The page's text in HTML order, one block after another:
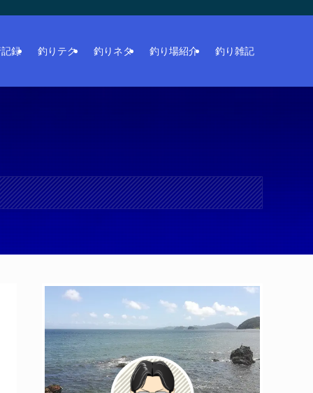
録 釣りテク 釣りネタ 釣り場紹介 釣り雑記